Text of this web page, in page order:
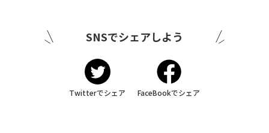
SNSでシェアしよう
Twitterでシェア FaceBookでシェア